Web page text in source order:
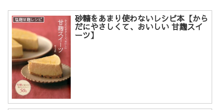
塩麹甘麹レシピ 砂糖をあまり使わないレシピ本【から
だにやさしくて、おいしい 甘麹スイ
ーツ】